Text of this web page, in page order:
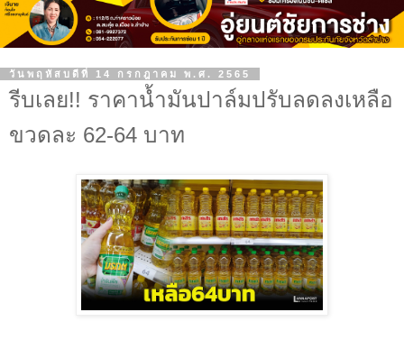
วันพฤหัสบดีที่ 14 กรกฎาคม พ.ศ. 2565
รีบเลย!! ราคาน้ำมันปาล์มปรับลดลงเหลือ
ขวดละ 62-64 บาท